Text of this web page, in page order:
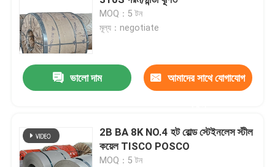
201 স্টেইনলেস স্টীল শীট
309 স্টেইনলেস স্টীল শীট
কোল্ড রোলড স্টেইনলেস স্টিলের কয়েল
MOQ：5 টন
মূল্য：negotiate
ভালো দাম আমাদের সাথে যোগাযোগ
2B BA 8K NO.4 হট রোল্ড স্টেইনলেস স্টীল
কয়েল TISCO POSCO
MOQ：5 টন